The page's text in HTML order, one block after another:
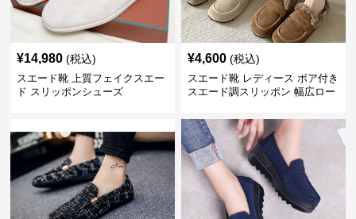
¥14,980 (税込)
スエード靴 上質フェイクスエー
ド スリッポンシューズ
¥4,600 (税込)
スエード靴 レディース ボア付き
スエード調スリッポン 幅広ロー